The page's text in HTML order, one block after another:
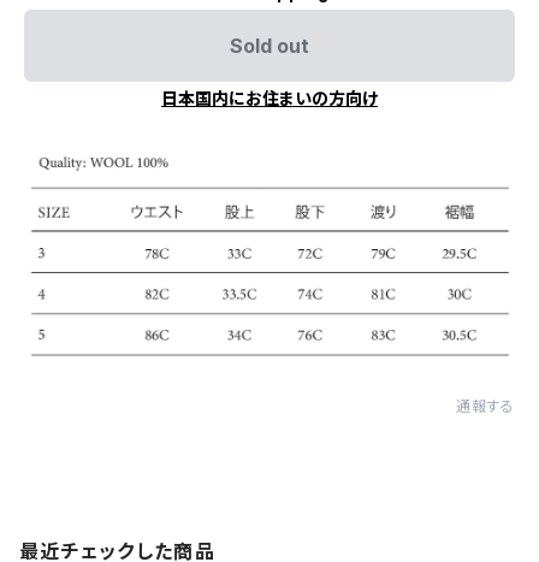
Sold out
日本国内にお住まいの方向け
通報する
最近チェックした商品